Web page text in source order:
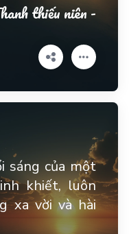
thiếu niên -
sáng của một
khiết, luôn
xa vời và hài